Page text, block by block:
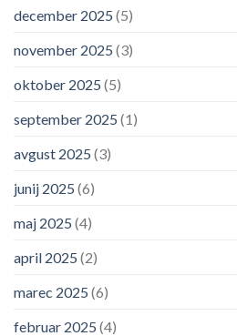
december 2025 (5)
november 2025 (3)
oktober 2025 (5)
september 2025 (1)
avgust 2025 (3)
junij 2025 (6)
maj 2025 (4)
april 2025 (2)
marec 2025 (6)
februar 2025 (4)